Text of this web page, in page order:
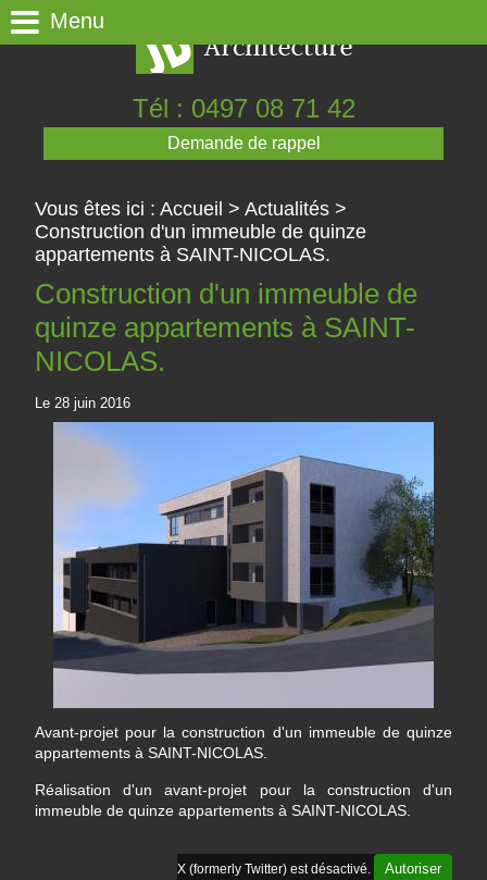
Menu
Tél : 0497 08 71 42
Demande de rappel
Vous êtes ici : Accueil > Actualités>
Construction d'un immeuble de quinze
appartements à SAINT-NICOLAS.
Construction d'un immeuble de
quinze appartements à SAINT-
NICOLAS.
Le 28 juin 2016
Avant-projet pour la construction d'un immeuble de quinze
appartements à SAINT-NICOLAS.
Réalisation d'un avant-projet pour la construction d'un
immeuble de quinze appartements à SAINT-NICOLAS.
X (formerly Twitter) est désactivé. Autoriser
Panneau de gestion des cookies